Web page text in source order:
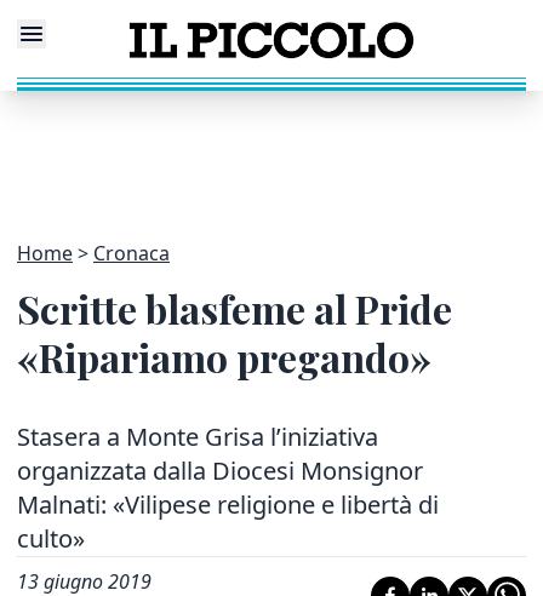
Home Cronaca
Scritte blasfeme al Pride
«Ripariamo pregando»
Stasera a Monte Grisa l’iniziativa
organizzata dalla Diocesi Monsignor
Malnati: «Vilipese religione e libertà di
culto»
13 giugno 2019